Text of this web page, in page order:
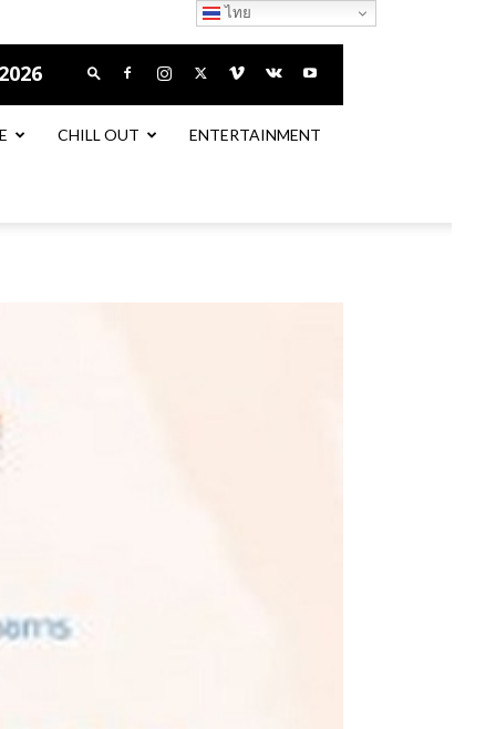
CHILL OUT ENTERTAINMENT
ไทย